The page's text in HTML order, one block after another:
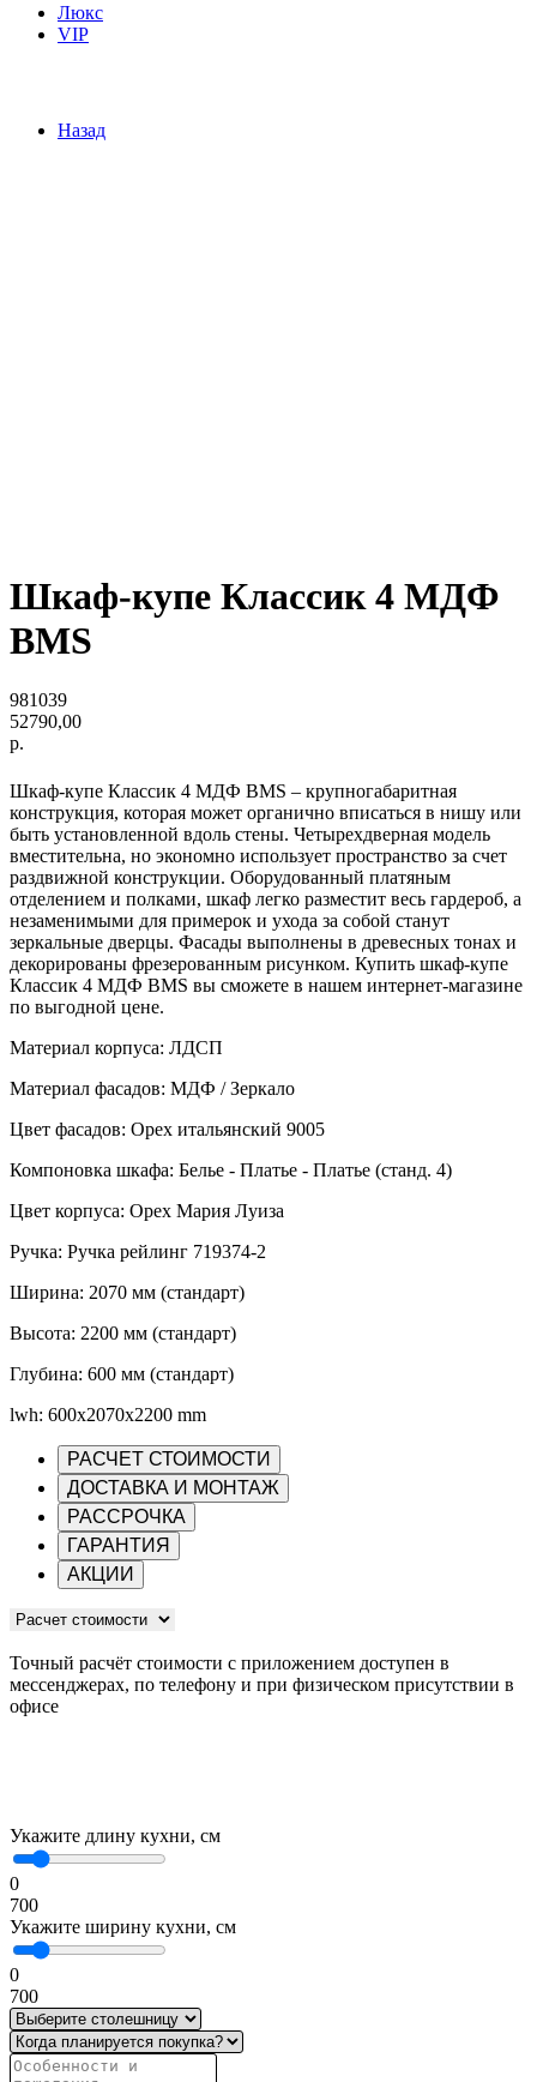
Люкс
VIP
Назад
Шкаф-купе Классик 4 МДФ
BMS
981039
52790,00
р.
Шкаф-купе Классик 4 МДФ BMS – крупногабаритная
конструкция, которая может органично вписаться в нишу или
быть установленной вдоль стены. Четырехдверная модель
вместительна, но экономно использует пространство за счет
раздвижной конструкции. Оборудованный платяным
отделением и полками, шкаф легко разместит весь гардероб, а
незаменимыми для примерок и ухода за собой станут
зеркальные дверцы. Фасады выполнены в древесных тонах и
декорированы фрезерованным рисунком. Купить шкаф-купе
Классик 4 МДФ BMS вы сможете в нашем интернет-магазине
по выгодной цене.
Материал корпуса: ЛДСП
Материал фасадов: МДФ / Зеркало
Цвет фасадов: Орех итальянский 9005
Компоновка шкафа: Белье - Платье - Платье (станд. 4)
Цвет корпуса: Орех Мария Луиза
Ручка: Ручка рейлинг 719374-2
Ширина: 2070 мм (стандарт)
Высота: 2200 мм (стандарт)
Глубина: 600 мм (стандарт)
lwh: 600x2070x2200 mm
РАСЧЕТ СТОИМОСТИ
ДОСТАВКА И МОНТАЖ
РАССРОЧКА
ГАРАНТИЯ
АКЦИИ
Точный расчёт стоимости с приложением доступен в
мессенджерах, по телефону и при физическом присутствии в
офисе
Укажите длину кухни, см
0
700
Укажите ширину кухни, см
0
700